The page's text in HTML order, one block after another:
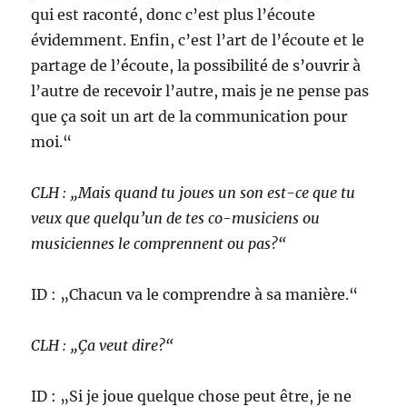
qui est raconté, donc c’est plus l’écoute
évidemment. Enfin, c’est l’art de l’écoute et le
partage de l’écoute, la possibilité de s’ouvrir à
l’autre de recevoir l’autre, mais je ne pense pas
que ça soit un art de la communication pour
moi.“
CLH : „Mais quand tu joues un son est-ce que tu
veux que quelqu’un de tes co-musiciens ou
musiciennes le comprennent ou pas?“
ID : „Chacun va le comprendre à sa manière.“
CLH : „Ça veut dire?“
ID : „Si je joue quelque chose peut être, je ne